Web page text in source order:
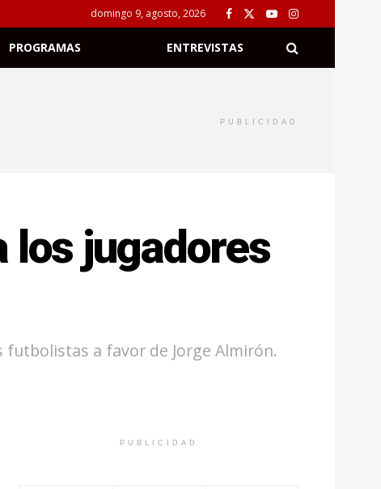
domingo 9, agosto, 2026
PROGRAMAS ENTREVISTAS
PUBLICIDAD
los jugadores
a favor de Jorge Almirón.
PUBLICIDAD